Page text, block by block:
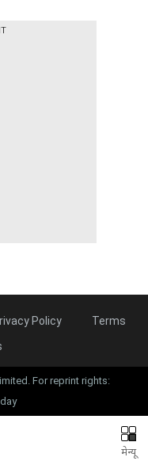
मेन्यू
Policy
Terms
For reprint rights: